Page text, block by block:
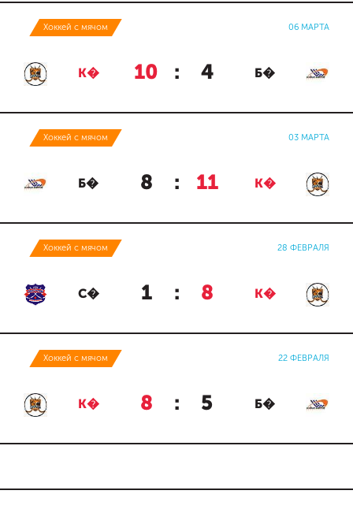
Хоккей с мячом 06 МАРТА
К� 10 : 4 Б�
Хоккей с мячом 03 МАРТА
Б� 8 : 11 К�
Хоккей с мячом 28 ФЕВРАЛЯ
С� 1 : 8 К�
Хоккей с мячом 22 ФЕВРАЛЯ
К� 8 : 5 Б�